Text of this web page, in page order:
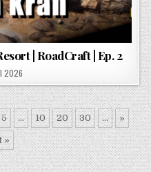
| RoadCraft | Ep. 2
ON
2026
5 ... 10 20 30 ... »
»